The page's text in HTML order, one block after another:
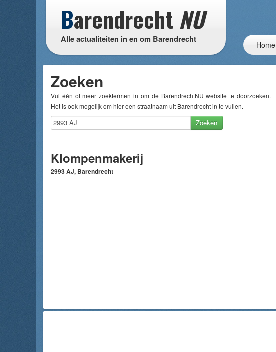
Barendrecht NU
Alle actualiteiten in en om Barendrecht
Home
Zoeken
Vul één of meer zoektermen in om de BarendrechtNU website te doorzoeken.
Het is ook mogelijk om hier een straatnaam uit Barendrecht in te vullen.
Zoeken
Klompenmakerij
2993 AJ, Barendrecht